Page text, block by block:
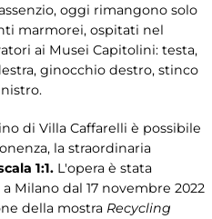
oggi rimangono solo
marmorei, ospitati nel
ai Musei Capitolini: testa,
ginocchio destro, stinco
di Villa Caffarelli è possibile
la straordinaria
1:1. L'opera è stata
Milano dal 17 novembre 2022
della mostra Recycling